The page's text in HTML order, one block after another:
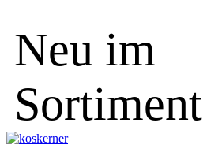
Neu im
Sortiment